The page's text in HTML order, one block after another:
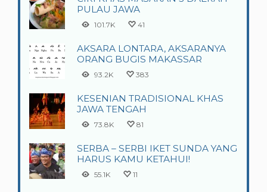
PULAU JAWA
101.7K 41
AKSARA LONTARA, AKSARANYA
ORANG BUGIS MAKASSAR
93.2K 383
KESENIAN TRADISIONAL KHAS
JAWA TENGAH
73.8K 81
SERBA – SERBI IKET SUNDA YANG
HARUS KAMU KETAHUI!
55.1K 11